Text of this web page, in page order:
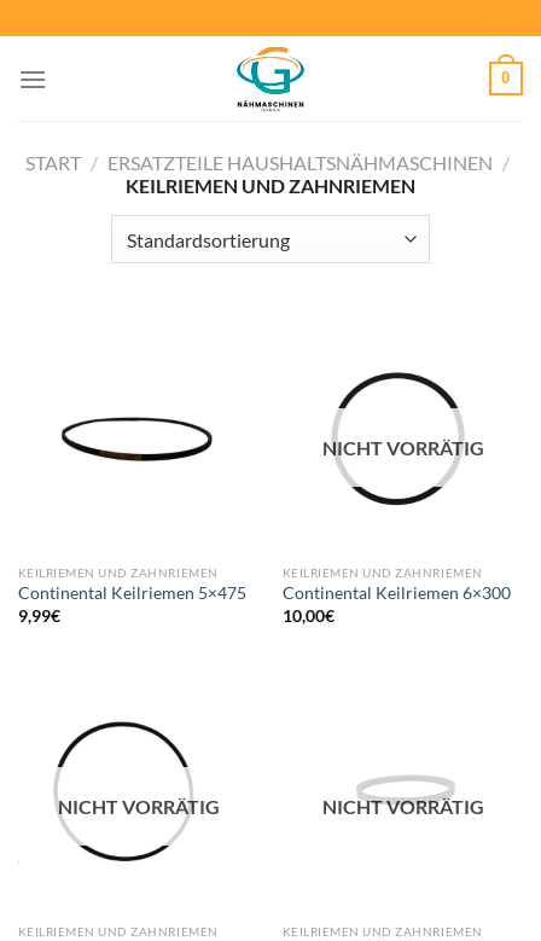
Inhalt
springen
0
START / ERSATZTEILE HAUSHALTSNÄHMASCHINEN /
KEILRIEMEN UND ZAHNRIEMEN
KEILRIEMEN UND ZAHNRIEMEN
Continental Keilriemen 5×475
9,99€
NICHT VORRÄTIG
KEILRIEMEN UND ZAHNRIEMEN
Continental Keilriemen 6×300
10,00€
NICHT VORRÄTIG
KEILRIEMEN UND ZAHNRIEMEN
NICHT VORRÄTIG
KEILRIEMEN UND ZAHNRIEMEN